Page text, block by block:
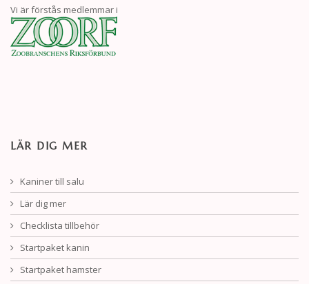
Vi är förstås medlemmar i
LÄR DIG MER
Kaniner till salu
Lär dig mer
Checklista tillbehör
Startpaket kanin
Startpaket hamster